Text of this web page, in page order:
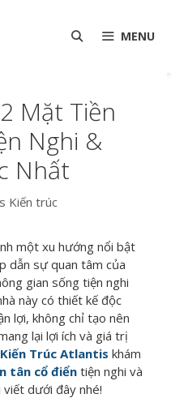
MENU
Mặt Tiền
Nghi &
Nhất
Kiến trúc
một xu hướng nổi bật
dẫn sự quan tâm của
gian sống tiện nghi
này có thiết kế độc
lợi, không chỉ tạo nên
lại lợi ích và giá trị
Kiến Trúc Atlantis khám
tân cổ điển tiện nghi và
dưới đây nhé!